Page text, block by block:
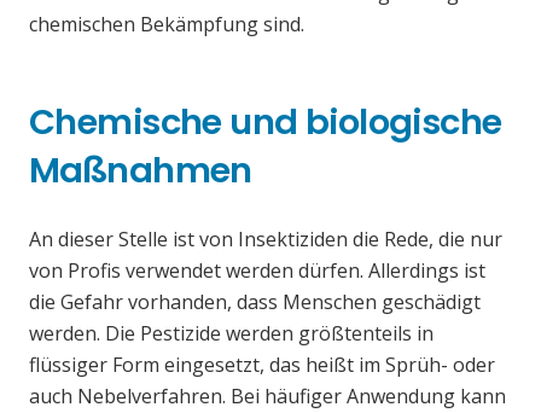
chemischen Bekämpfung sind.
Chemische und biologische
Maßnahmen
An dieser Stelle ist von Insektiziden die Rede, die nur
von Profis verwendet werden dürfen. Allerdings ist
die Gefahr vorhanden, dass Menschen geschädigt
werden. Die Pestizide werden größtenteils in
flüssiger Form eingesetzt, das heißt im Sprüh- oder
auch Nebelverfahren. Bei häufiger Anwendung kann